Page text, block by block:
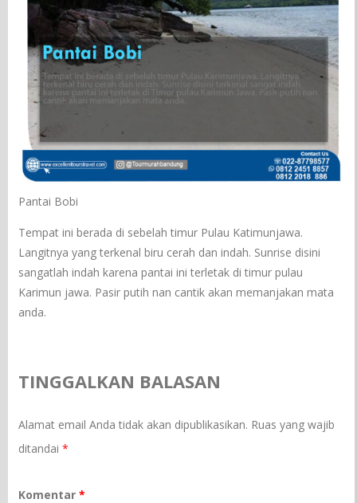
Pantai Bobi
Tempat ini berada di sebelah timur Pulau Katimunjawa.
Langitnya yang terkenal biru cerah dan indah. Sunrise disini
sangatlah indah karena pantai ini terletak di timur pulau
Karimun jawa. Pasir putih nan cantik akan memanjakan mata
anda.
TINGGALKAN BALASAN
Alamat email Anda tidak akan dipublikasikan. Ruas yang wajib
ditandai*
Komentar*